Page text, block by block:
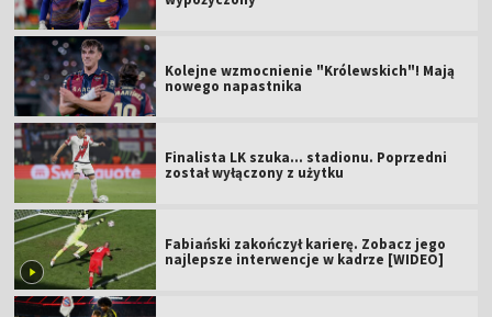
Kolejne wzmocnienie "Królewskich"! Mają
nowego napastnika
Finalista LK szuka... stadionu. Poprzedni
został wyłączony z użytku
Fabiański zakończył karierę. Zobacz jego
najlepsze interwencje w kadrze [WIDEO]